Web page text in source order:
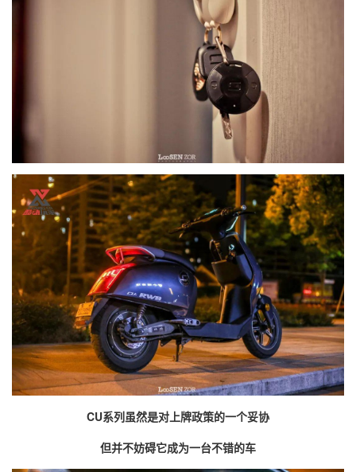
CU系列虽然是对上牌政策的一个妥协
但并不妨碍它成为一台不错的车